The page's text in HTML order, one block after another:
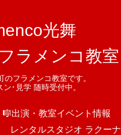
光舞
ラメンコ教室
のフラメンコ教室です。
･見学 随時受付中。
🎼出演・教室イベント情報
レンタルスタジオ ラクーナ